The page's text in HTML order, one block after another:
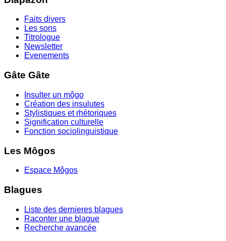
Faits divers
Les sons
Titrologue
Newsletter
Evenements
Gâte Gâte
Insulter un môgo
Création des insulutes
Stylistiques et rhétoriques
Signification culturelle
Fonction sociolinguistique
Les Môgos
Espace Môgos
Blagues
Liste des dernieres blagues
Raconter une blague
Recherche avancée